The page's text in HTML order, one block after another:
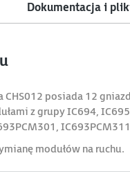
Dokumentacja i
CHS012 posiada 12
z grupy IC694,
modułów na ruchu.